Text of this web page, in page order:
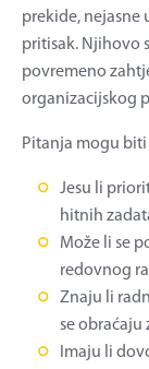
prekide, nejasne
pritisak. Njihovo
povremeno
organizacijskog
Pitanja mogu
Jesu li
hitnih
Može li se
redovnog
Znaju li
se obraćaju
Imaju li